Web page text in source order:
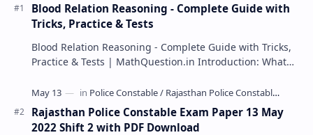
Blood Relation Reasoning - Complete Guide with
Tricks, Practice & Tests
Blood Relation Reasoning - Complete Guide with Tricks,
Practice & Tests | MathQuestion.in Introduction: What…
Rajasthan Police Constable Exam Paper 13 May
2022 Shift 2 with PDF Download